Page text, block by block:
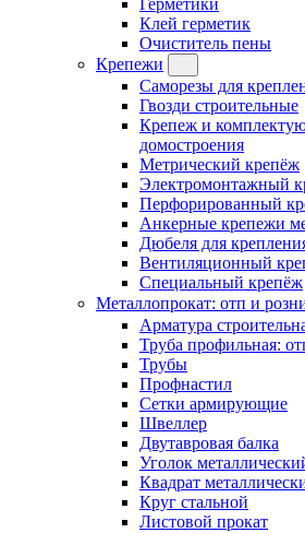
Герметики
Клей герметик
Очиститель пены
Крепежи
Саморезы для
Гвозди строительные
Крепеж и
домостроения
Метрический крепёж
Электромонтажный
Перфорированный
Анкерные крепежи
Дюбеля для
Вентиляционный
Специальный крепёж
Металлопрокат: отп и
Арматура
Труба профильная:
Трубы
Профнастил
Сетки армирующие
Швеллер
Двутавровая балка
Уголок
Квадрат
Круг стальной
Листовой прокат